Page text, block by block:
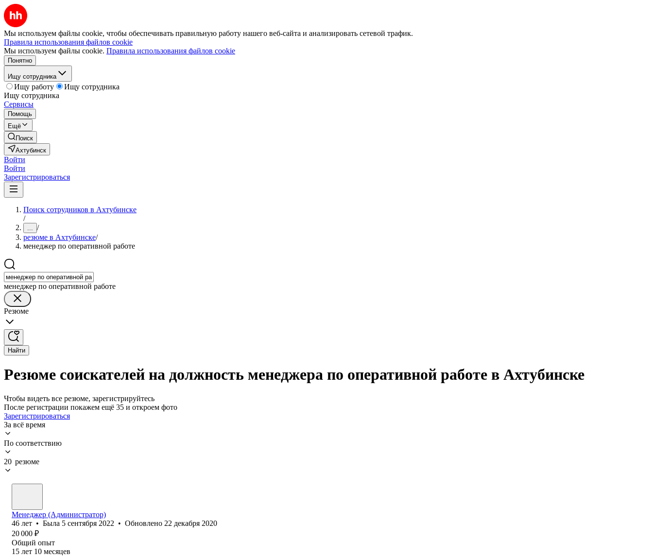
Мы используем файлы cookie, чтобы обеспечивать правильную работу нашего веб-сайта и анализировать сетевой трафик.
Правила использования файлов cookie
Мы используем файлы cookie. Правила использования файлов cookie
Понятно
Ищу сотрудника
Ищу работу
Ищу сотрудника
Ищу сотрудника
Сервисы
Помощь
Ещё
Поиск
Ахтубинск
Войти
Войти
Зарегистрироваться
Поиск сотрудников в Ахтубинске
/
... /
резюме в Ахтубинске/
менеджер по оперативной работе
менеджер по оперативной работе
Резюме
Найти
Резюме соискателей на должность менеджера по оперативной работе в Ахтубинске
Чтобы видеть все резюме, зарегистрируйтесь
После регистрации покажем ещё 35 и откроем фото
Зарегистрироваться
За всё время
По соответствию
20 резюме
Менеджер (Администратор)
46 лет • Была 5 сентября 2022 • Обновлено 22 декабря 2020
20 000 ₽
Общий опыт
15 лет 10 месяцев